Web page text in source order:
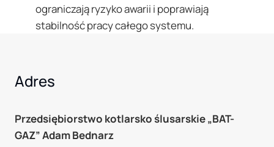
ograniczają ryzyko awarii i poprawiają
stabilność pracy całego systemu.
Adres
Przedsiębiorstwo kotlarsko ślusarskie„BAT-
GAZ” Adam Bednarz